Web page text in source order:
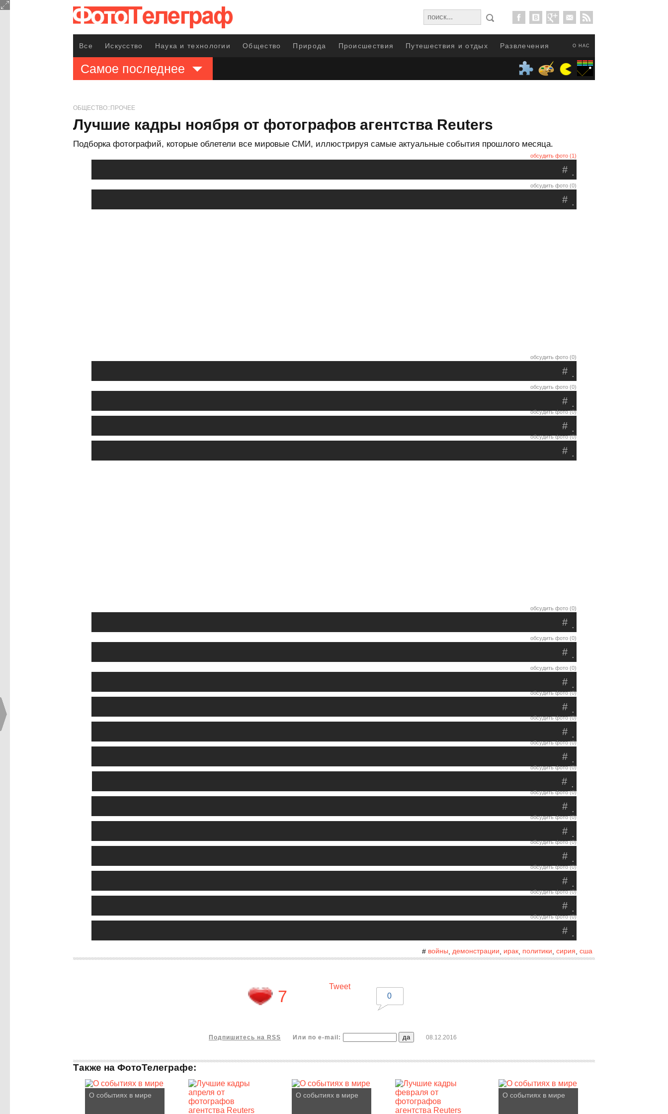
О НАС
Все Искусство Наука и технологии Общество Природа Происшествия Путешествия и отдых Развлечения
Самое последнее
ОБЩЕСТВО::ПРОЧЕЕ
Лучшие кадры ноября от фотографов агентства Reuters
Подборка фотографий, которые облетели все мировые СМИ, иллюстрируя самые актуальные события прошлого месяца.
обсудить фото (1)
.
#
обсудить фото (0)
.
#
обсудить фото (0)
.
#
обсудить фото (0)
.
#
обсудить фото (0)
.
#
обсудить фото (0)
.
#
обсудить фото (0)
.
#
обсудить фото (0)
.
#
обсудить фото (0)
.
#
обсудить фото (0)
.
#
обсудить фото (0)
.
#
обсудить фото (0)
.
#
обсудить фото (0)
.
#
обсудить фото (0)
.
#
обсудить фото (0)
.
#
обсудить фото (0)
.
#
обсудить фото (0)
.
#
обсудить фото (0)
.
#
обсудить фото (0)
.
#
# войны демонстрации ирак политики сирия сша
7
Tweet
0
Подпишитесь на RSS Или по e-mail: 08.12.2016
Также на ФотоТелеграфе:
О событиях в мире О событиях в мире О событиях в мире